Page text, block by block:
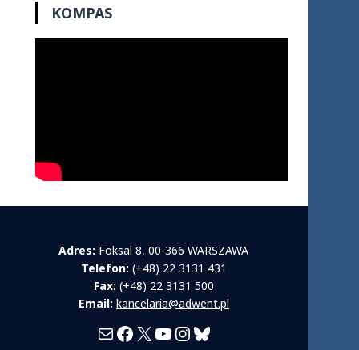
KOMPAS
Adres: Foksal 8, 00-366 WARSZAWA
Telefon: (+48) 22 3131 431
Fax: (+48) 22 3131 500
Email: kancelaria@adwent.pl
MailFacebook
X YouTube
Instagram
Bluesky